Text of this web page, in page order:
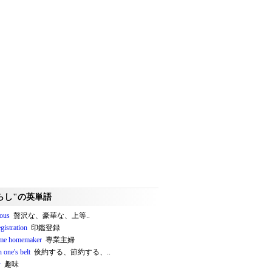
し"の英単語
贅沢な、豪華な、上等..
印鑑登録
homemaker 専業主婦
one's belt倹約する、節約する、..
趣味